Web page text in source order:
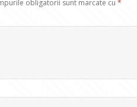
obligatorii sunt marcate cu*